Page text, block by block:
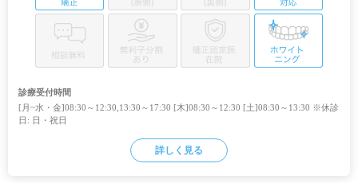
診療受付時間
[月~水・金]08:30～12:30,13:30～17:30 [木]08:30～12:30 [土]08:30～13:30 ※休診
日: 日・祝日
詳しく見る